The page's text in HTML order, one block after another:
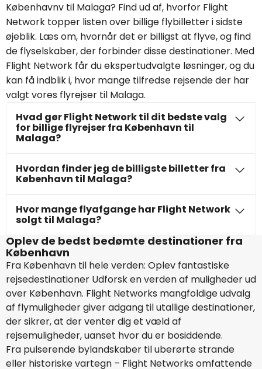
Københavnv til Malaga? Find ud af, hvorfor Flight
Network topper listen over billige flybilletter i sidste
øjeblik. Læs om, hvornår det er billigst at flyve, og find
de flyselskaber, der forbinder disse destinationer. Med
Flight Network får du ekspertudvalgte løsninger, og du
kan få indblik i, hvor mange tilfredse rejsende der har
valgt vores flyrejser til Malaga.
Hvad gør Flight Network til dit bedste valg
for billige flyrejser fra København til
Malaga?
Hvordan finder jeg de billigste billetter fra
København til Malaga?
Hvor mange flyafgange har Flight Network
solgt til Malaga?
Oplev de bedst bedømte destinationer fra
København
Fra København til hele verden: Oplev fantastiske
rejsedestinationer Udforsk en verden af muligheder ud
over København. Flight Networks mangfoldige udvalg
af flymuligheder giver adgang til utallige destinationer,
der sikrer, at der venter dig et væld af
rejsemuligheder, uanset hvor du er bosiddende.
Fra pulserende bylandskaber til uberørte strande
eller historiske vartegn – Flight Networks omfattende